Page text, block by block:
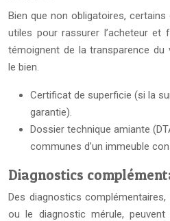
Bien que non obligatoires, certains
utiles pour rassurer l’acheteur et
témoignent de la transparence du
le bien.
Certificat de superficie (si la
garantie).
Dossier technique amiante
communes d’un immeuble
Diagnostics
Des diagnostics
ou le diagnostic mérule,